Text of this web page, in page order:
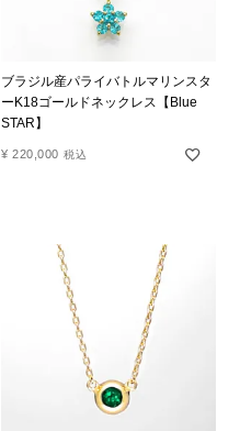
ブラジル産パライバトルマリンスタ
ーK18ゴールドネックレス【Blue
STAR】
¥ 220,000 税込